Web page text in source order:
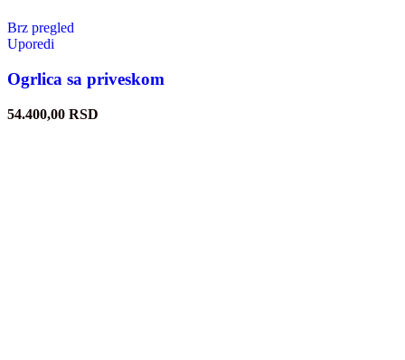
Brz pregled
Uporedi
Ogrlica sa priveskom
54.400,00 RSD